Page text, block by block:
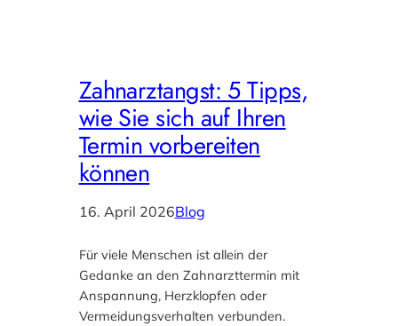
Zahnarztangst: 5 Tipps,
wie Sie sich auf Ihren
Termin vorbereiten
können
16. April 2026Blog
Für viele Menschen ist allein der
Gedanke an den Zahnarzttermin mit
Anspannung, Herzklopfen oder
Vermeidungsverhalten verbunden.